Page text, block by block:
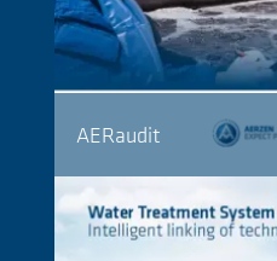
AERaudit